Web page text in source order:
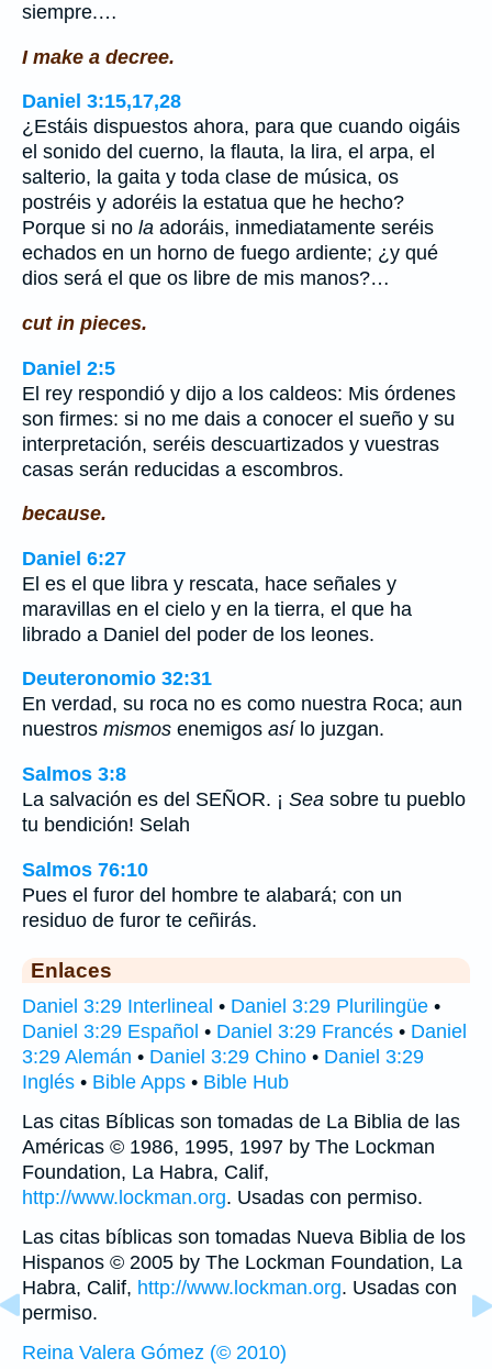
siempre.…
I make a decree.
Daniel 3:15,17,28
¿Estáis dispuestos ahora, para que cuando oigáis
el sonido del cuerno, la flauta, la lira, el arpa, el
salterio, la gaita y toda clase de música, os
postréis y adoréis la estatua que he hecho?
Porque si no la adoráis, inmediatamente seréis
echados en un horno de fuego ardiente; ¿y qué
dios será el que os libre de mis manos?…
cut in pieces.
Daniel 2:5
El rey respondió y dijo a los caldeos: Mis órdenes
son firmes: si no me dais a conocer el sueño y su
interpretación, seréis descuartizados y vuestras
casas serán reducidas a escombros.
because.
Daniel 6:27
El es el que libra y rescata, hace señales y
maravillas en el cielo y en la tierra, el que ha
librado a Daniel del poder de los leones.
Deuteronomio 32:31
En verdad, su roca no es como nuestra Roca; aun
nuestros mismos enemigos asílo juzgan.
Salmos 3:8
La salvación es del SEÑOR. ¡ Sea sobre tu pueblo
tu bendición! Selah
Salmos 76:10
Pues el furor del hombre te alabará; con un
residuo de furor te ceñirás.
Enlaces
Daniel 3:29 Interlineal • Daniel 3:29 Plurilingüe •
Daniel 3:29 Español • Daniel 3:29 Francés • Daniel
3:29 Alemán • Daniel 3:29 Chino • Daniel 3:29
Inglés • Bible Apps • Bible Hub
Las citas Bíblicas son tomadas de La Biblia de las
Américas © 1986, 1995, 1997 by The Lockman
Foundation, La Habra, Calif,
http://www.lockman.org. Usadas con permiso.
Las citas bíblicas son tomadas Nueva Biblia de los
Hispanos © 2005 by The Lockman Foundation, La
Habra, Calif, http://www.lockman.org. Usadas con
permiso.
Reina Valera Gómez (© 2010)